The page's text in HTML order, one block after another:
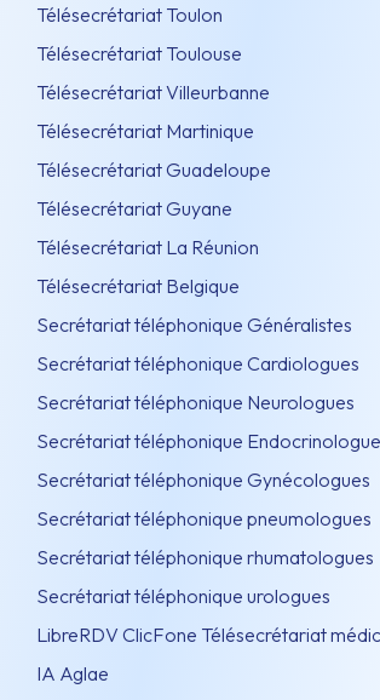
Télésecrétariat Toulon
Télésecrétariat Toulouse
Télésecrétariat Villeurbanne
Télésecrétariat Martinique
Télésecrétariat Guadeloupe
Télésecrétariat Guyane
Télésecrétariat La Réunion
Télésecrétariat Belgique
Secrétariat téléphonique Généralistes
Secrétariat téléphonique Cardiologues
Secrétariat téléphonique Neurologues
Secrétariat téléphonique
Secrétariat téléphonique Gynécologues
Secrétariat téléphonique pneumologues
Secrétariat téléphonique rhumatologues
Secrétariat téléphonique urologues
LibreRDV ClicFone Télésecrétariat
IA Aglae